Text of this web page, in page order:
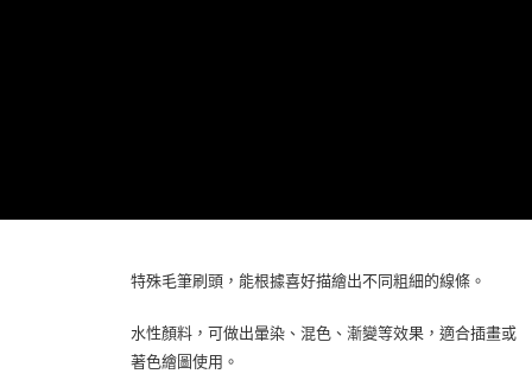
特殊毛筆刷頭，能根據喜好描繪出不同粗細的線條。
水性顏料，可做出暈染、混色、漸變等效果，適合插畫或
著色繪圖使用。